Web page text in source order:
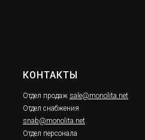
КОНТАКТЫ
Отдел продаж sale@monolita.net
Отдел снабжения
snab@monolita.net
Отдел персонала